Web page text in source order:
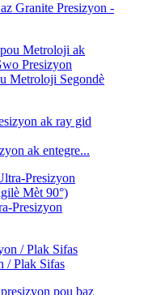
Granite Presizyon -
Metroloji Segondè
ak entegre...
Presizyon
/ Plak Sifas